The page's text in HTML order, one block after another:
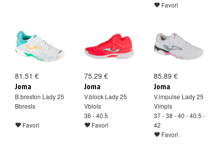
Favori
81.51 €
Joma
B.breston Lady 25
Bbresls
Favori
75.29 €
Joma
V.block Lady 25
Vblols
36 - 40.5
Favori
85.89 €
Joma
V.impulse Lady 25
Vimpls
37 - 38 - 40 - 40.5 -
42
Favori